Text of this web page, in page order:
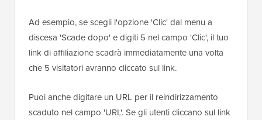
Ad esempio, se scegli l'opzione 'Clic' dal menu a
discesa 'Scade dopo' e digiti 5 nel campo 'Clic', il tuo
link di affiliazione scadrà immediatamente una volta
che 5 visitatori avranno cliccato sul link.
Puoi anche digitare un URL per il reindirizzamento
scaduto nel campo 'URL'. Se gli utenti cliccano sul link